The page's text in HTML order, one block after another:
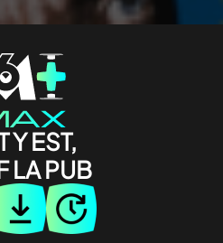
Y EST,
LA PUB